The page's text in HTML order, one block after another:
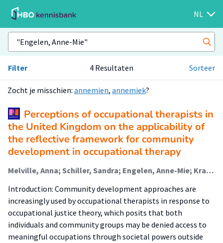
NL
Filter 4 Resultaten Sorteer
Zocht je misschien: annemien, annemiek?
Perceptions of occupational therapists in
the United Kingdom on the applicability of
the reflective framework for community
development in occupational therapy
Melville, Anna; Schiller, Sandra; Engelen, Anne-Mie; Kramer-Roy, Debbie (Faculteit Gezondheid)
Introduction: Community development approaches are
increasingly used by occupational therapists in response to
occupational justice theory, which posits that both
individuals and community groups may be denied access to
meaningful occupations through societal powers outside